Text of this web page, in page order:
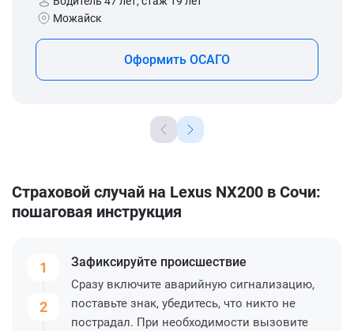
Можайск
Оформить ОСАГО
Страховой случай на Lexus NX200 в Сочи:
пошаговая инструкция
1
2
Зафиксируйте происшествие
Сразу включите аварийную сигнализацию,
поставьте знак, убедитесь, что никто не
пострадал. При необходимости вызовите